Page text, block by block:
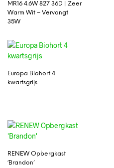
MR16 4.6W 827 36D | Zeer
Warm Wit – Vervangt
35W
Europa Biohort 4
kwartsgrijs
RENEW Opbergkast
‘Brandon’